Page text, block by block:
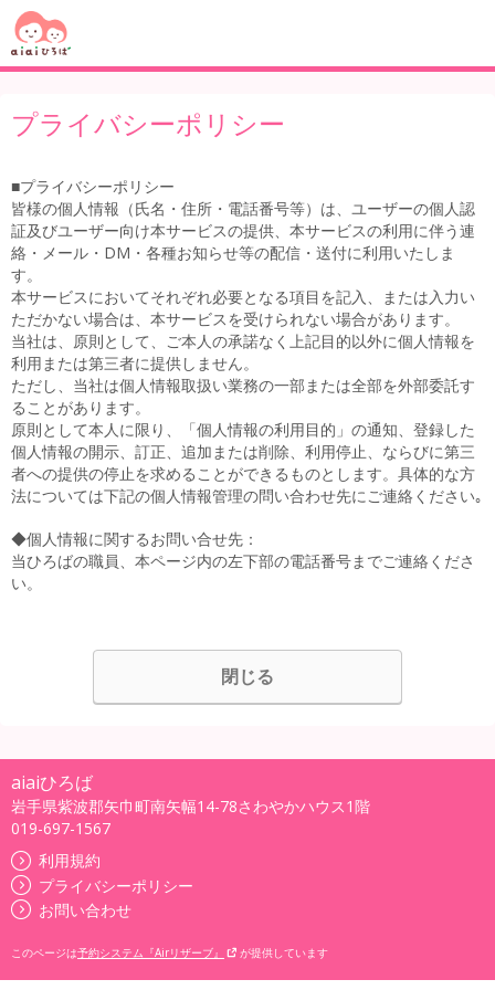
プライバシーポリシー
■プライバシーポリシー
皆様の個人情報（氏名・住所・電話番号等）は、ユーザーの個人認
証及びユーザー向け本サービスの提供、本サービスの利用に伴う連
絡・メール・DM・各種お知らせ等の配信・送付に利用いたしま
す。
本サービスにおいてそれぞれ必要となる項目を記入、または入力い
ただかない場合は、本サービスを受けられない場合があります。
当社は、原則として、ご本人の承諾なく上記目的以外に個人情報を
利用または第三者に提供しません。
ただし、当社は個人情報取扱い業務の一部または全部を外部委託す
ることがあります。
原則として本人に限り、「個人情報の利用目的」の通知、登録した
個人情報の開示、訂正、追加または削除、利用停止、ならびに第三
者への提供の停止を求めることができるものとします。具体的な方
法については下記の個人情報管理の問い合わせ先にご連絡ください｡
◆個人情報に関するお問い合せ先：
当ひろばの職員、本ページ内の左下部の電話番号までご連絡くださ
い。
閉じる
aiaiひろば
岩手県紫波郡矢巾町南矢幅14-78さわやかハウス1階
019-697-1567
利用規約
プライバシーポリシー
お問い合わせ
このページは予約システム『Airリザーブ』 が提供しています